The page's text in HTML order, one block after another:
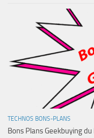
TECHNOS BONS-PLANS
Bons Plans Geekbuying